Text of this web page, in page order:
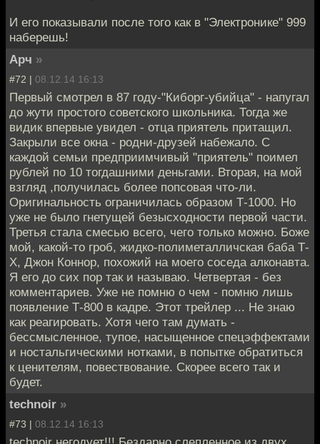
И его показывали после того как в "Электронике" 999
наберешь!
Арч »
#72 | 08.12.14 16:13
Первый смотрел в 87 году-"Киборг-убийца" - напугал
до жути простого советского школьника. Тогда же
видик впервые увидел - отца приятель притащил.
Закрыли все окна - родни-друзей набежало. С
каждой семьи предприимчивый "приятель" поимел
рублей по 10 тогдашними деньгами. Вторая, на мой
взгляд ,получилась более попсовая что-ли.
Оригинальность ограничилась образом Т-1000. Но
уже не было гнетущей безысходности первой части.
Третья стала смесью всего, чего только можно. Боже
мой, какой-то гроб, жидко-полиметалличская баба Т-
Х, Джон Коннор, похожий на моего соседа алконавта.
Я его до сих пор так и называю. Четвертая - без
комментариев. Уже не помню о чем - помню лишь
появление Т-800 в кадре. Этот трейлер ... Не знаю
как реагировать. Хотя чего там думать -
бессмысленное, тупое, насыщенное спецэффектами
и ностальгическими нотками, в попытке обратиться
к ценителям, повествование. Скорее всего так и
будет.
technoir »
#73 | 08.12.14 16:13